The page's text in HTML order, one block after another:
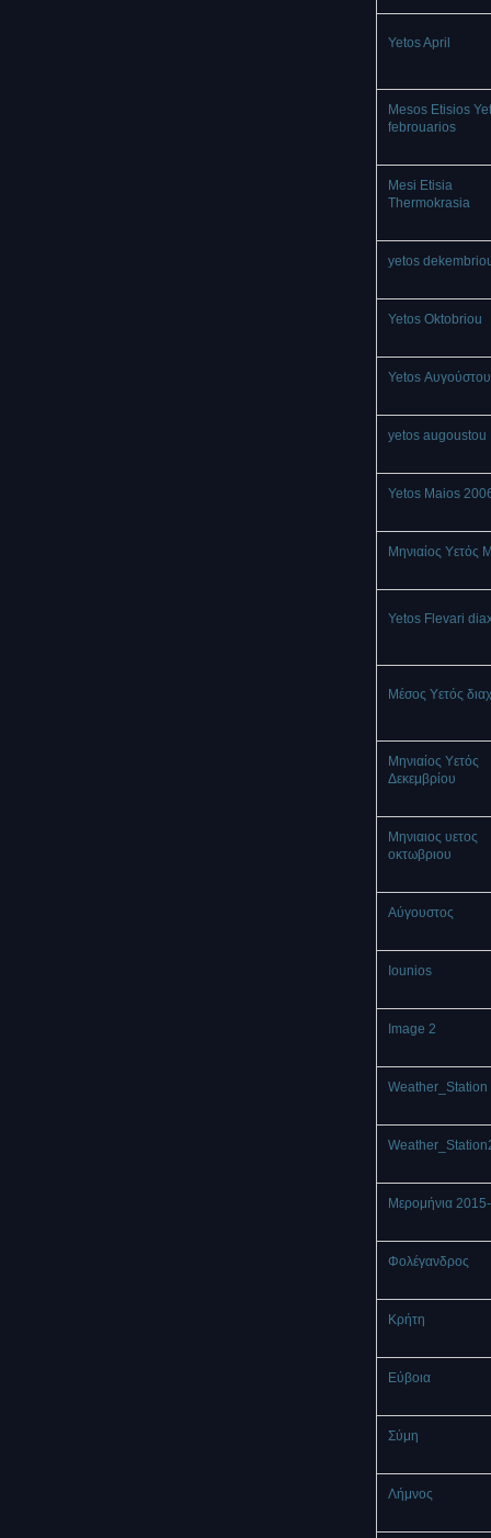
Yetos April
Mesos Etisios
febrouarios
Mesi Etisia
Thermokrasia
yetos
Yetos Oktobriou
Yetos Αυγούστου
yetos augoustou
Yetos Maios
Μηνιαίος Υετός
Yetos Flevari
Μέσος Υετός
Μηνιαίος Υετός
Δεκεμβρίου
Μηνιαιος υετος
οκτωβριου
Αύγουστος
Iounios
Image 2
Weather_Station
Μερομήνια
Φολέγανδρος
Κρήτη
Εύβοια
Σύμη
Λήμνος